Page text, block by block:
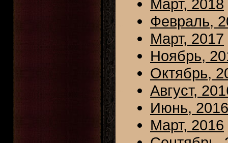
Март, 2018
Февраль,
Март, 2017
Ноябрь,
Октябрь,
Август,
Июнь, 2016
Март, 2016